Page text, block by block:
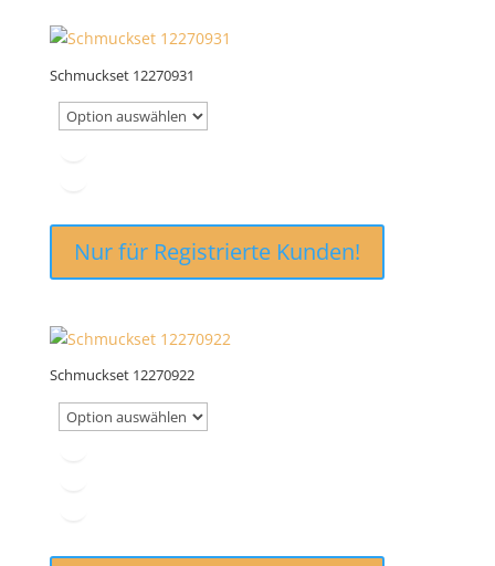
Schmuckset 12270931
Nur für Registrierte Kunden!
Schmuckset 12270922